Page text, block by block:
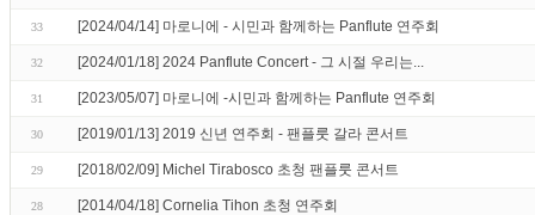
33 [2024/04/14] 마로니에 - 시민과 함께하는 Panflute 연주회
32 [2024/01/18] 2024 Panflute Concert - 그 시절 우리는...
31 [2023/05/07] 마로니에 -시민과 함께하는 Panflute 연주회
30 [2019/01/13] 2019 신년 연주회 - 팬플룻 갈라 콘서트
29 [2018/02/09] Michel Tirabosco 초청 팬플룻 콘서트
28 [2014/04/18] Cornelia Tihon 초청 연주회